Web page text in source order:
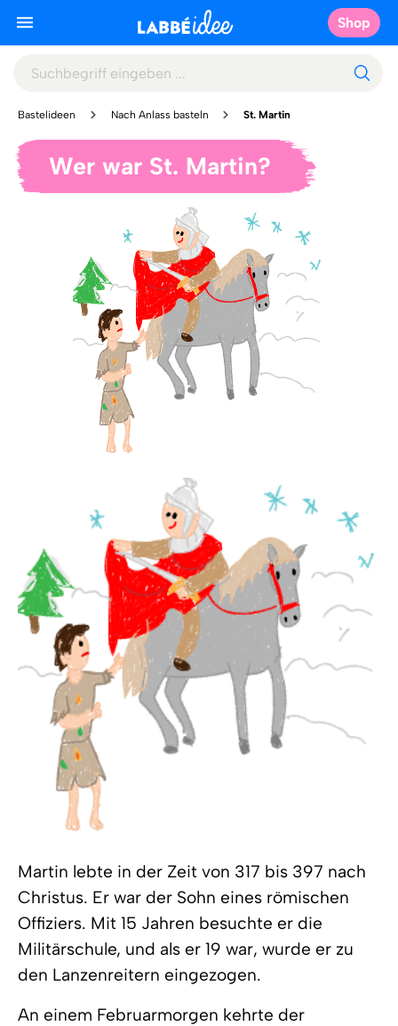
Shop
Bastelideen Nach Anlass basteln St. Martin
Wer war St. Martin?
Martin lebte in der Zeit von 317 bis 397 nach
Christus. Er war der Sohn eines römischen
Offiziers. Mit 15 Jahren besuchte er die
Militärschule, und als er 19 war, wurde er zu
den Lanzenreitern eingezogen.
An einem Februarmorgen kehrte der